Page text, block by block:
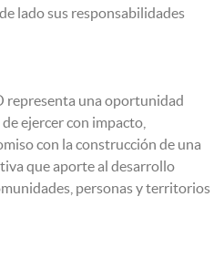
lado sus responsabilidades
representa una oportunidad
ejercer con impacto,
con la construcción de una
que aporte al desarrollo
personas y territorios